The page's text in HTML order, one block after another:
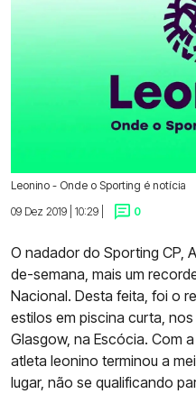
Leonino - Onde o Sporting é notícia
09 Dez 2019 | 10:29 |
0
O nadador do Sporting CP,
de-semana, mais um
Nacional. Desta feita, foi o
estilos em piscina curta,
Glasgow, na Escócia. Com
atleta leonino terminou a
lugar, não se qualificando